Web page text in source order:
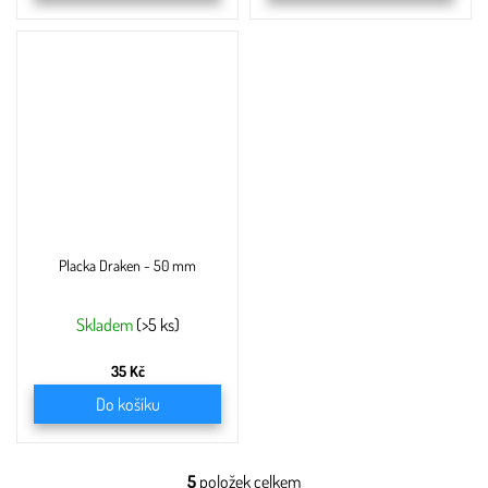
Placka Draken - 50 mm
Skladem (>5 ks)
35 Kč
Do košíku
5 položek celkem